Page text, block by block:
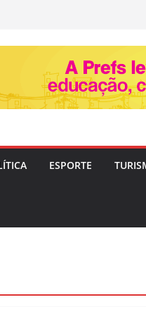
ESPORTE